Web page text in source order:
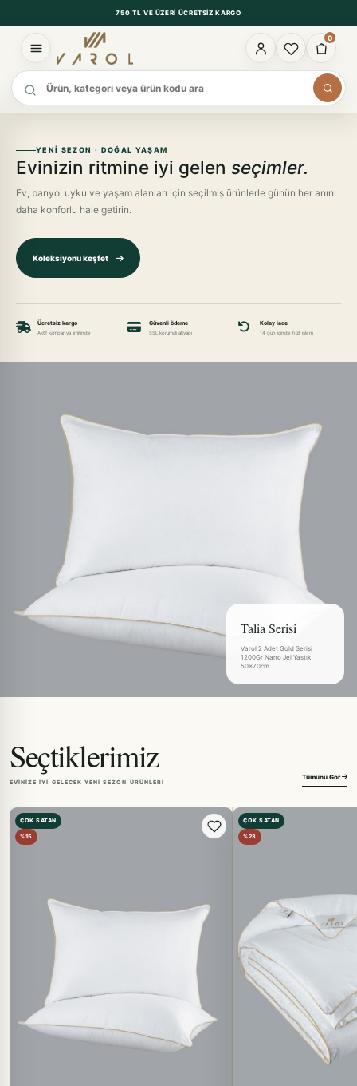
750 TL VE ÜZERI ÜCRETSIZ KARGO
0
Ürün ara
YENI SEZON · DOĞAL YAŞAM
Evinizin ritmine iyi gelen seçimler.
Ev, banyo, uyku ve yaşam alanları için seçilmiş ürünlerle günün her anını
daha konforlu hale getirin.
Koleksiyonu keşfet
Ücretsiz kargo
Aktif kampanya limitinde
Güvenli ödeme
SSL korumalı altyapı
Kolay iade
14 gün içinde hızlı işlem
Talia Serisi
Varol 2 Adet Gold Serisi
1200Gr Nano Jel Yastık
50x70cm
Seçtiklerimiz
EVINIZE IYI GELECEK YENI SEZON ÜRÜNLERI
Tümünü Gör
ÇOK SATAN
%15
ÇOK SATAN
%23